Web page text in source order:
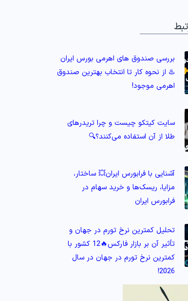
بررسی صندوق های اهرمی بورس ایران
♨️ از نحوه کار تا انتخاب بهترین صندوق
اهرمی موجود!
سایت کیتکو چیست و چرا تریدرهای
طلا از آن استفاده می‌کنند؟🔍
آشنایی با فرابورس ایران💥 ساختار،
مزایا، ریسک‌ها و خرید سهام در
فرابورس ایران
تحلیل کمترین نرخ تورم در جهان و
تأثیر آن بر بازار فارکس🔥12 کشور با
کمترین نرخ تورم در جهان در سال
2026!